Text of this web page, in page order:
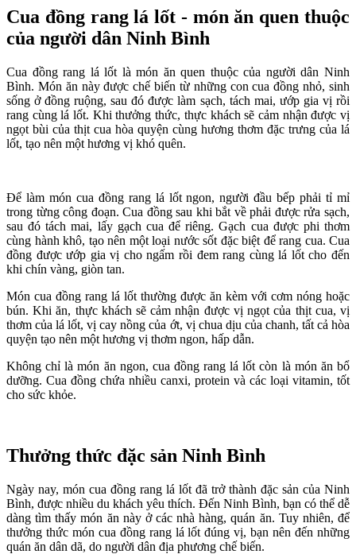
Cua đồng rang lá lốt - món ăn quen thuộc
của người dân Ninh Bình
Cua đồng rang lá lốt là món ăn quen thuộc của người dân Ninh
Bình. Món ăn này được chế biến từ những con cua đồng nhỏ, sinh
sống ở đồng ruộng, sau đó được làm sạch, tách mai, ướp gia vị rồi
rang cùng lá lốt. Khi thưởng thức, thực khách sẽ cảm nhận được vị
ngọt bùi của thịt cua hòa quyện cùng hương thơm đặc trưng của lá
lốt, tạo nên một hương vị khó quên.
Để làm món cua đồng rang lá lốt ngon, người đầu bếp phải tỉ mỉ
trong từng công đoạn. Cua đồng sau khi bắt về phải được rửa sạch,
sau đó tách mai, lấy gạch cua để riêng. Gạch cua được phi thơm
cùng hành khô, tạo nên một loại nước sốt đặc biệt để rang cua. Cua
đồng được ướp gia vị cho ngấm rồi đem rang cùng lá lốt cho đến
khi chín vàng, giòn tan.
Món cua đồng rang lá lốt thường được ăn kèm với cơm nóng hoặc
bún. Khi ăn, thực khách sẽ cảm nhận được vị ngọt của thịt cua, vị
thơm của lá lốt, vị cay nồng của ớt, vị chua dịu của chanh, tất cả hòa
quyện tạo nên một hương vị thơm ngon, hấp dẫn.
Không chỉ là món ăn ngon, cua đồng rang lá lốt còn là món ăn bổ
dưỡng. Cua đồng chứa nhiều canxi, protein và các loại vitamin, tốt
cho sức khỏe.
Thưởng thức đặc sản Ninh Bình
Ngày nay, món cua đồng rang lá lốt đã trở thành đặc sản của Ninh
Bình, được nhiều du khách yêu thích. Đến Ninh Bình, bạn có thể dễ
dàng tìm thấy món ăn này ở các nhà hàng, quán ăn. Tuy nhiên, để
thưởng thức món cua đồng rang lá lốt đúng vị, bạn nên đến những
quán ăn dân dã, do người dân địa phương chế biến.